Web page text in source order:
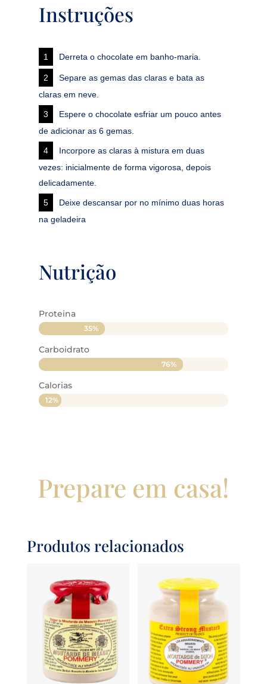
Instruções
Derreta o chocolate em banho-maria.
Separe as gemas das claras e bata as
claras em neve.
Espere o chocolate esfriar um pouco antes
de adicionar as 6 gemas.
Incorpore as claras à mistura em duas
vezes: inicialmente de forma vigorosa, depois
delicadamente.
Deixe descansar por no mínimo duas horas
na geladeira
Nutrição
Proteina
35%
35%
Carboidrato
76%
76%
Calorias
12%
12%
Prepare em casa!
Produtos relacionados